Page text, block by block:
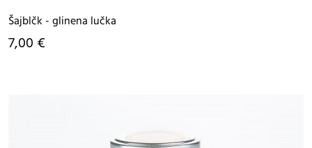
Šajblčk - glinena lučka
7,00 €